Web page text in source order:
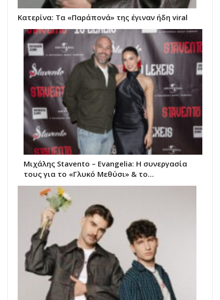
Κατερίνα: Τα «Παράπονά» της έγιναν ήδη viral
Μιχάλης Stavento – Evangelia: Η συνεργασία
τους για το «Γλυκό Μεθύσι» & το…